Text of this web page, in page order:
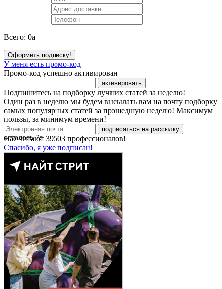
Всего: 0a
Оформить подписку!
У меня есть промо-код
Промо-код успешно активирован
активировать
Подпишитесь на подборку лучших статей за неделю!
Один раз в неделю мы будем высылать вам на почту подборку
самых популярных статей за прошедшую неделю! Максимум
пользы, за минимум времени!
подписаться на рассылку
Нас читают 39503 профессионалов!
Спасибо, я уже подписан!
осталось7с